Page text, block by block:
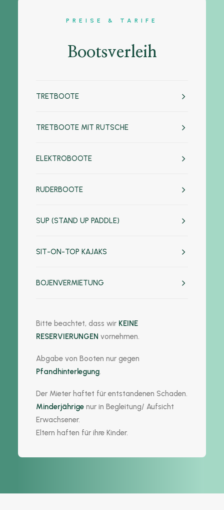
PREISE & TARIFE
Bootsverleih
TRETBOOTE
TRETBOOTE MIT RUTSCHE
ELEKTROBOOTE
RUDERBOOTE
SUP (STAND UP PADDLE)
SIT-ON-TOP KAJAKS
BOJENVERMIETUNG
Bitte beachtet, dass wir KEINE
RESERVIERUNGEN vornehmen.
Abgabe von Booten nur gegen
Pfandhinterlegung.
Der Mieter haftet für entstandenen Schaden.
Minderjährige nur in Begleitung/ Aufsicht
Erwachsener.
Eltern haften für ihre Kinder.